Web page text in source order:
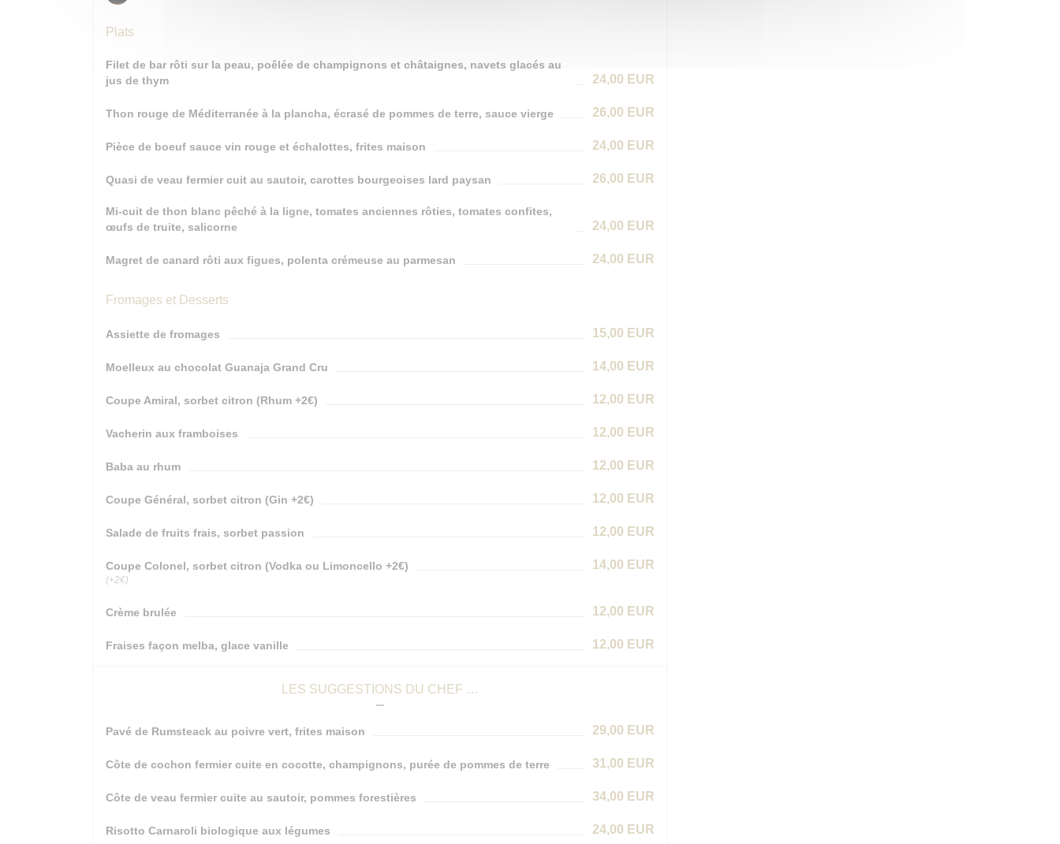
Plats
Filet de bar rôti sur la peau, poêlée de champignons et châtaignes, navets glacés au
jus de thym
24,00 EUR
Thon rouge de Méditerranée à la plancha, écrasé de pommes de terre, sauce vierge 26,00 EUR
Pièce de boeuf sauce vin rouge et échalottes, frites maison 24,00 EUR
Quasi de veau fermier cuit au sautoir, carottes bourgeoises lard paysan 26,00 EUR
Mi-cuit de thon blanc pêché à la ligne, tomates anciennes rôties, tomates confites,
œufs de truite, salicorne
24,00 EUR
Magret de canard rôti aux figues, polenta crémeuse au parmesan 24,00 EUR
Fromages et Desserts
Assiette de fromages 15,00 EUR
Moelleux au chocolat Guanaja Grand Cru 14,00 EUR
Coupe Amiral, sorbet citron (Rhum +2€) 12,00 EUR
Vacherin aux framboises 12,00 EUR
Baba au rhum 12,00 EUR
Coupe Général, sorbet citron (Gin +2€) 12,00 EUR
Salade de fruits frais, sorbet passion 12,00 EUR
Coupe Colonel, sorbet citron (Vodka ou Limoncello +2€) 14,00 EUR
(+2€)
Crème brulée 12,00 EUR
Fraises façon melba, glace vanille 12,00 EUR
LES SUGGESTIONS DU CHEF …
Pavé de Rumsteack au poivre vert, frites maison 29,00 EUR
Côte de cochon fermier cuite en cocotte, champignons, purée de pommes de terre 31,00 EUR
Côte de veau fermier cuite au sautoir, pommes forestières 34,00 EUR
Risotto Carnaroli biologique aux légumes 24,00 EUR